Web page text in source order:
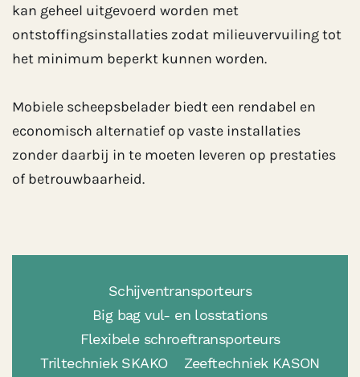
kan geheel uitgevoerd worden met
ontstoffingsinstallaties zodat milieuvervuiling tot
het minimum beperkt kunnen worden.
Mobiele scheepsbelader biedt een rendabel en
economisch alternatief op vaste installaties
zonder daarbij in te moeten leveren op prestaties
of betrouwbaarheid.
Schijventransporteurs
Big bag vul- en losstations
Flexibele schroeftransporteurs
Triltechniek SKAKO
Zeeftechniek KASON